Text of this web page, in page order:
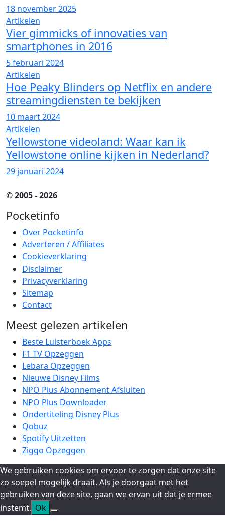
18 november 2025
Artikelen
Vier gimmicks of innovaties van
smartphones in 2016
5 februari 2024
Artikelen
Hoe Peaky Blinders op Netflix en andere
streamingdiensten te bekijken
10 maart 2024
Artikelen
Yellowstone videoland: Waar kan ik
Yellowstone online kijken in Nederland?
29 januari 2024
© 2005 - 2026
Pocketinfo
Over Pocketinfo
Adverteren / Affiliates
Cookieverklaring
Disclaimer
Privacyverklaring
Sitemap
Contact
Meest gelezen artikelen
Beste Luisterboek Apps
F1 TV Opzeggen
Lebara Opzeggen
Nieuwe Disney Films
NPO Plus Abonnement Afsluiten
NPO Plus Downloader
Ondertiteling Disney Plus
Qobuz
Spotify Uitzetten
Ziggo Opzeggen
We gebruiken cookies om ervoor te zorgen dat onze site
zo soepel mogelijk draait. Als je doorgaat met het
gebruiken van deze site, gaan we ervan uit dat je ermee
instemt. Ok